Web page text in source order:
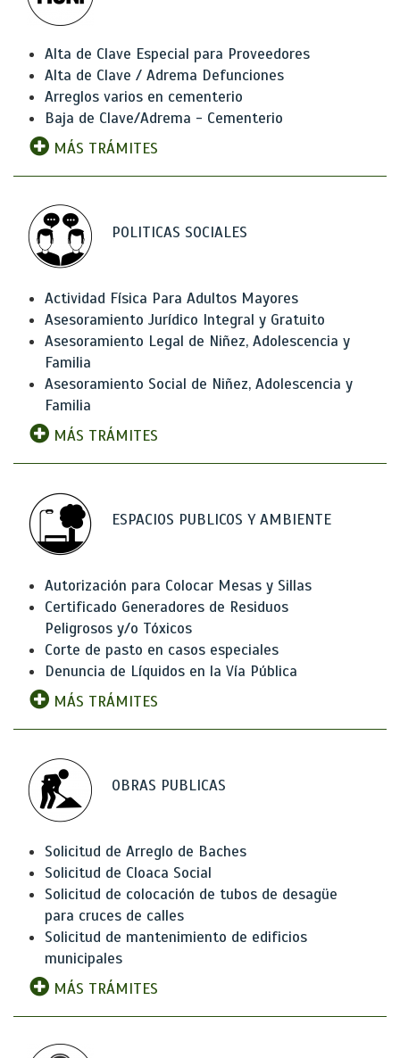
Alta de Clave Especial para Proveedores
Alta de Clave / Adrema Defunciones
Arreglos varios en cementerio
Baja de Clave/Adrema - Cementerio
MÁS TRÁMITES
POLITICAS SOCIALES
Actividad Física Para Adultos Mayores
Asesoramiento Jurídico Integral y Gratuito
Asesoramiento Legal de Niñez, Adolescencia y
Familia
Asesoramiento Social de Niñez, Adolescencia y
Familia
MÁS TRÁMITES
ESPACIOS PUBLICOS Y AMBIENTE
Autorización para Colocar Mesas y Sillas
Certificado Generadores de Residuos
Peligrosos y/o Tóxicos
Corte de pasto en casos especiales
Denuncia de Líquidos en la Vía Pública
MÁS TRÁMITES
OBRAS PUBLICAS
Solicitud de Arreglo de Baches
Solicitud de Cloaca Social
Solicitud de colocación de tubos de desagüe
para cruces de calles
Solicitud de mantenimiento de edificios
municipales
MÁS TRÁMITES